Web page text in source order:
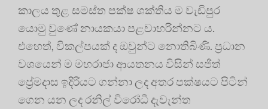
කාලය තුළ සමස්ත පක්ෂ ශක්තිය ම වැඩිපුර
යොමු වුණේ නායකයා පළවාහරින්නට ය.
එහෙත්, විකල්පයක් ද ඔවුන්ට නොතිබිණි. ප්‍රධාන
වශයෙන් ම මහරාජා ආයතනය විසින් සජිත්
ප්‍රේමදාස ඉදිරියට ගන්නා ලද අතර පක්ෂයට පිටින්
ගෙන යන ලද රනිල් විරෝධී දැවැන්ත